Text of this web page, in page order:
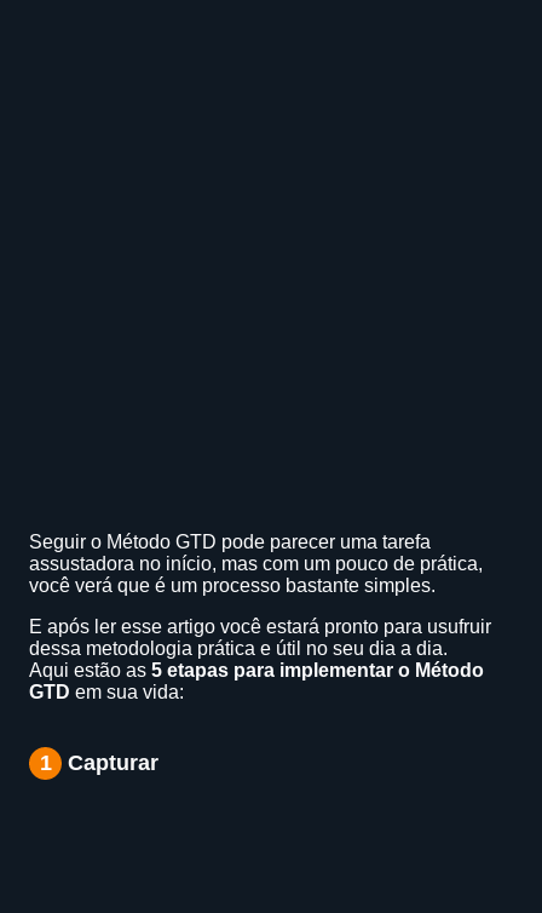
Seguir o Método GTD pode parecer uma tarefa
assustadora no início, mas com um pouco de prática,
você verá que é um processo bastante simples.
E após ler esse artigo você estará pronto para usufruir
dessa metodologia prática e útil no seu dia a dia.
Aqui estão as 5 etapas para implementar o Método
GTD em sua vida:
1 Capturar